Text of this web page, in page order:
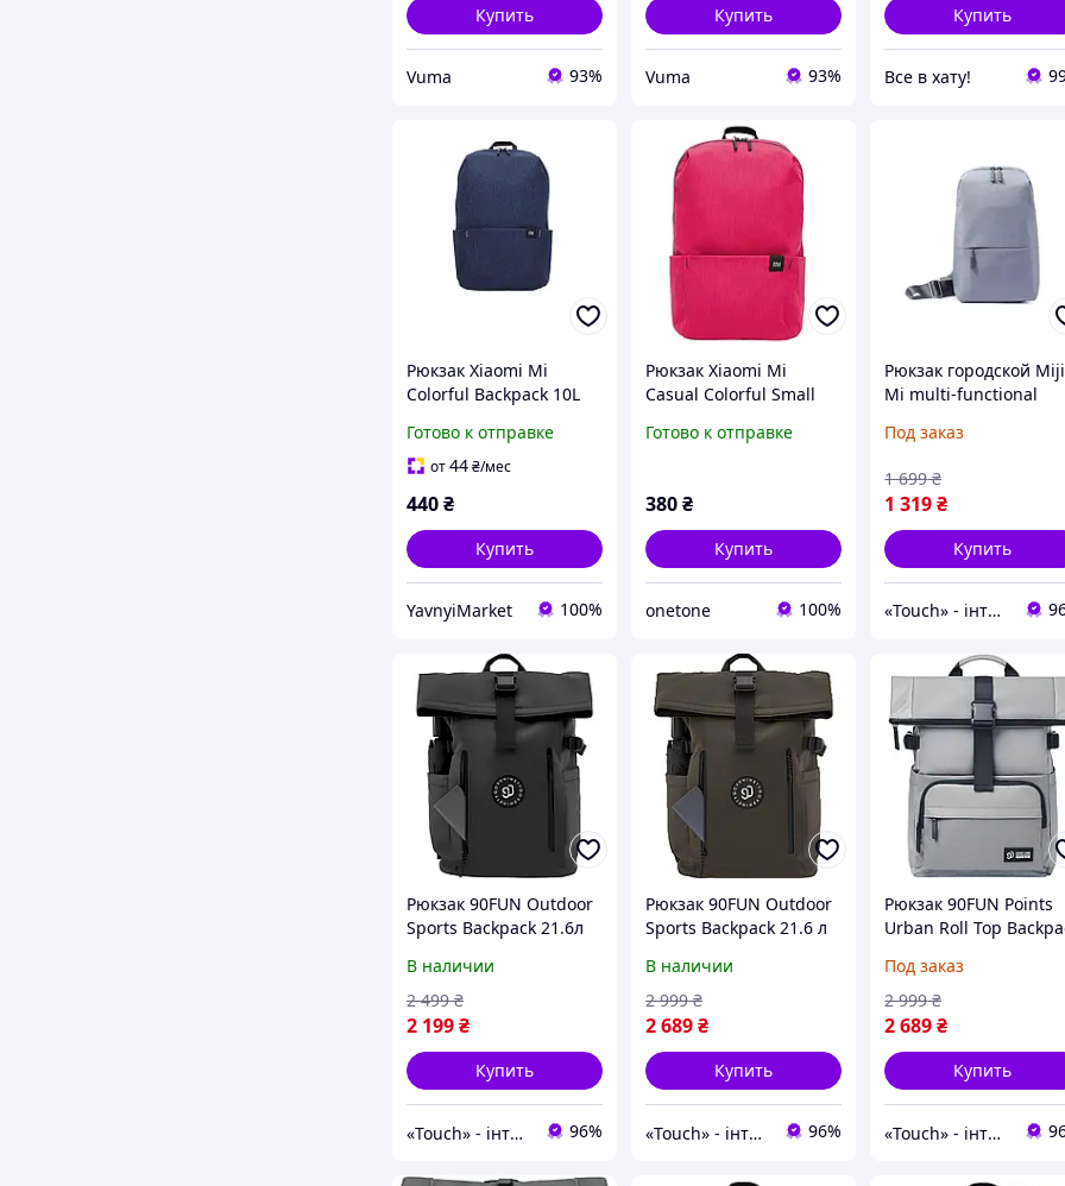
Купить
Vuma 93%
Купить
Vuma 93%
Купить
Все в хату!
Рюкзак Xiaomi Mi
Colorful Backpack 10L
Готово к отправке
от44₴/мес
440₴
Купить
YavnyiMarket 100%
Рюкзак Xiaomi Mi
Casual Colorful Small
Готово к отправке
380₴
Купить
onetone 100%
Рюкзак городской
Mi multi-functional
Pack, Light grey
Под заказ
1 319₴
1 699 ₴
Купить
«Touch» - інтернет-магазин електроніки та гаджетів
Рюкзак 90FUN Outdoor
Sports Backpack 21.6л
[99966]
В наличии
2 199₴
2 499 ₴
Купить
«Touch» - інтернет-магазин електроніки та гаджетів 96%
Рюкзак 90FUN Outdoor
Sports Backpack 21.6 л
(6941413231626)
[99967]
В наличии
2 689₴
2 999 ₴
Купить
«Touch» - інтернет-магазин електроніки та гаджетів 96%
Рюкзак 90FUN Points
Urban Roll Top
(6941413231671)
[99969]
Под заказ
2 689₴
2 999 ₴
Купить
«Touch» - інтернет-магазин електроніки та гаджетів